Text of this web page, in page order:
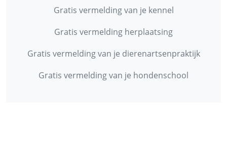
Gratis vermelding van je kennel
Gratis vermelding herplaatsing
Gratis vermelding van je dierenartsenpraktijk
Gratis vermelding van je hondenschool